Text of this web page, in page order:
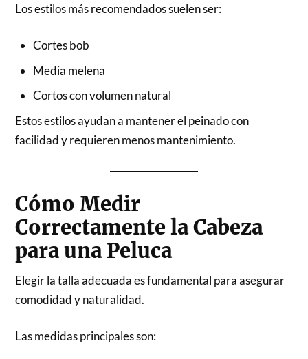
Los estilos más recomendados suelen ser:
Cortes bob
Media melena
Cortos con volumen natural
Estos estilos ayudan a mantener el peinado con
facilidad y requieren menos mantenimiento.
Cómo Medir
Correctamente la Cabeza
para una Peluca
Elegir la talla adecuada es fundamental para asegurar
comodidad y naturalidad.
Las medidas principales son: